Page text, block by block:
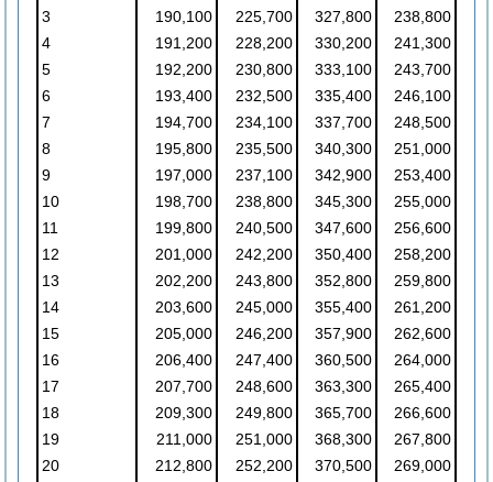
3
190,100 225,700 327,800
238,800
4
191,200 228,200 330,200
241,300
5
192,200 230,800 333,100
243,700
6
193,400 232,500 335,400
246,100
7
194,700 234,100 337,700
248,500
8
195,800 235,500 340,300
251,000
9
197,000 237,100 342,900
253,400
10
198,700 238,800 345,300
255,000
11
199,800 240,500 347,600
256,600
12
201,000 242,200 350,400
258,200
13
202,200 243,800 352,800
259,800
14
203,600 245,000 355,400
261,200
15
205,000 246,200 357,900
262,600
16
206,400 247,400 360,500
264,000
17
207,700 248,600 363,300
265,400
18
209,300 249,800 365,700
266,600
19
211,000 251,000 368,300
267,800
20
212,800 252,200 370,500
269,000